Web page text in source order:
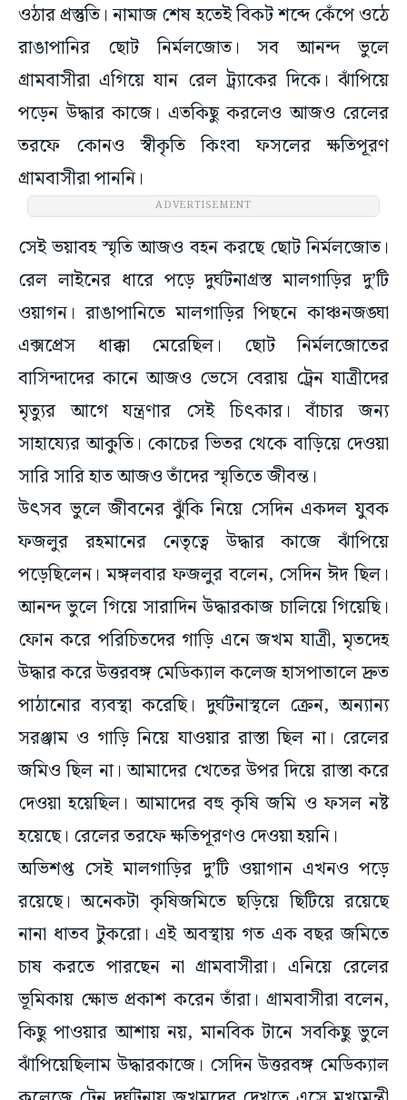
ওঠার প্রস্তুতি। নামাজ শেষ হতেই বিকট শব্দে কেঁপে ওঠে
রাঙাপানির ছোট নির্মলজোত। সব আনন্দ ভুলে
গ্রামবাসীরা এগিয়ে যান রেল ট্র্যাকের দিকে। ঝাঁপিয়ে
পড়েন উদ্ধার কাজে। এতকিছু করলেও আজও রেলের
তরফে কোনও স্বীকৃতি কিংবা ফসলের ক্ষতিপূরণ
গ্রামবাসীরা পাননি।
ADVERTISEMENT
সেই ভয়াবহ স্মৃতি আজও বহন করছে ছোট নির্মলজোত।
রেল লাইনের ধারে পড়ে দুর্ঘটনাগ্রস্ত মালগাড়ির দু’টি
ওয়াগন। রাঙাপানিতে মালগাড়ির পিছনে কাঞ্চনজঙ্ঘা
এক্সপ্রেস ধাক্কা মেরেছিল। ছোট নির্মলজোতের
বাসিন্দাদের কানে আজও ভেসে বেরায় ট্রেন যাত্রীদের
মৃত্যুর আগে যন্ত্রণার সেই চিৎকার। বাঁচার জন্য
সাহায্যের আকুতি। কোচের ভিতর থেকে বাড়িয়ে দেওয়া
সারি সারি হাত আজও তাঁদের স্মৃতিতে জীবন্ত।
উৎসব ভুলে জীবনের ঝুঁকি নিয়ে সেদিন একদল যুবক
ফজলুর রহমানের নেতৃত্বে উদ্ধার কাজে ঝাঁপিয়ে
পড়েছিলেন। মঙ্গলবার ফজলুর বলেন, সেদিন ঈদ ছিল।
আনন্দ ভুলে গিয়ে সারাদিন উদ্ধারকাজ চালিয়ে গিয়েছি।
ফোন করে পরিচিতদের গাড়ি এনে জখম যাত্রী, মৃতদেহ
উদ্ধার করে উত্তরবঙ্গ মেডিক্যাল কলেজ হাসপাতালে দ্রুত
পাঠানোর ব্যবস্থা করেছি। দুর্ঘটনাস্থলে ক্রেন, অন্যান্য
সরঞ্জাম ও গাড়ি নিয়ে যাওয়ার রাস্তা ছিল না। রেলের
জমিও ছিল না। আমাদের খেতের উপর দিয়ে রাস্তা করে
দেওয়া হয়েছিল। আমাদের বহু কৃষি জমি ও ফসল নষ্ট
হয়েছে। রেলের তরফে ক্ষতিপূরণও দেওয়া হয়নি।
অভিশপ্ত সেই মালগাড়ির দু’টি ওয়াগান এখনও পড়ে
রয়েছে। অনেকটা কৃষিজমিতে ছড়িয়ে ছিটিয়ে রয়েছে
নানা ধাতব টুকরো। এই অবস্থায় গত এক বছর জমিতে
চাষ করতে পারছেন না গ্রামবাসীরা। এনিয়ে রেলের
ভূমিকায় ক্ষোভ প্রকাশ করেন তাঁরা। গ্রামবাসীরা বলেন,
কিছু পাওয়ার আশায় নয়, মানবিক টানে সবকিছু ভুলে
ঝাঁপিয়েছিলাম উদ্ধারকাজে। সেদিন উত্তরবঙ্গ মেডিক্যাল